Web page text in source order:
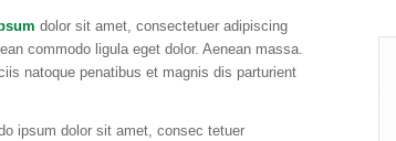
dolor sit amet, consectetuer adipiscing
commodo ligula eget dolor. Aenean massa.
natoque penatibus et magnis dis parturient
ipsum dolor sit amet, consec tetuer